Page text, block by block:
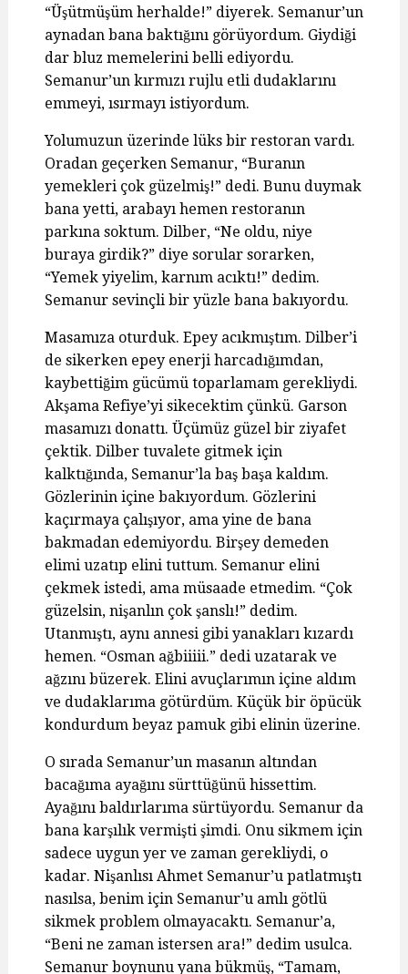
“Üşütmüşüm herhalde!” diyerek. Semanur’un
aynadan bana baktığını görüyordum. Giydiği
dar bluz memelerini belli ediyordu.
Semanur’un kırmızı rujlu etli dudaklarını
emmeyi, ısırmayı istiyordum.
Yolumuzun üzerinde lüks bir restoran vardı.
Oradan geçerken Semanur, “Buranın
yemekleri çok güzelmiş!” dedi. Bunu duymak
bana yetti, arabayı hemen restoranın
parkına soktum. Dilber, “Ne oldu, niye
buraya girdik?” diye sorular sorarken,
“Yemek yiyelim, karnım acıktı!” dedim.
Semanur sevinçli bir yüzle bana bakıyordu.
Masamıza oturduk. Epey acıkmıştım. Dilber’i
de sikerken epey enerji harcadığımdan,
kaybettiğim gücümü toparlamam gerekliydi.
Akşama Refiye’yi sikecektim çünkü. Garson
masamızı donattı. Üçümüz güzel bir ziyafet
çektik. Dilber tuvalete gitmek için
kalktığında, Semanur’la baş başa kaldım.
Gözlerinin içine bakıyordum. Gözlerini
kaçırmaya çalışıyor, ama yine de bana
bakmadan edemiyordu. Birşey demeden
elimi uzatıp elini tuttum. Semanur elini
çekmek istedi, ama müsaade etmedim. “Çok
güzelsin, nişanlın çok şanslı!” dedim.
Utanmıştı, aynı annesi gibi yanakları kızardı
hemen. “Osman ağbiiiii.” dedi uzatarak ve
ağzını büzerek. Elini avuçlarımın içine aldım
ve dudaklarıma götürdüm. Küçük bir öpücük
kondurdum beyaz pamuk gibi elinin üzerine.
O sırada Semanur’un masanın altından
bacağıma ayağını sürttüğünü hissettim.
Ayağını baldırlarıma sürtüyordu. Semanur da
bana karşılık vermişti şimdi. Onu sikmem için
sadece uygun yer ve zaman gerekliydi, o
kadar. Nişanlısı Ahmet Semanur’u patlatmıştı
nasılsa, benim için Semanur’u amlı götlü
sikmek problem olmayacaktı. Semanur’a,
“Beni ne zaman istersen ara!” dedim usulca.
Semanur boynunu yana bükmüş, “Tamam,